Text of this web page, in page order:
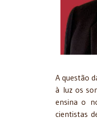
A questão
à luz os
ensina o
cientistas